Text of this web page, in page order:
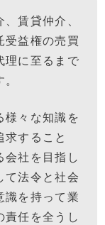
賃貸仲介、
受益権の売買
理に至るまで
々な知識を
すること
会社を目指し
て法令と社会
識を持って業
責任を全うし